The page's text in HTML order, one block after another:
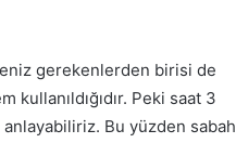
gerekenlerden birisi de
Peki saat 3
Bu yüzden sabah